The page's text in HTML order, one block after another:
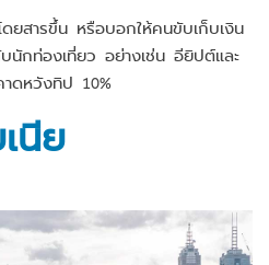
ยสารขึ้น หรือบอกให้คนขับเก็บเงิน
นักท่องเที่ยว อย่างเช่น อียิปต์และ
ดหวังทิป 10%
เนีย